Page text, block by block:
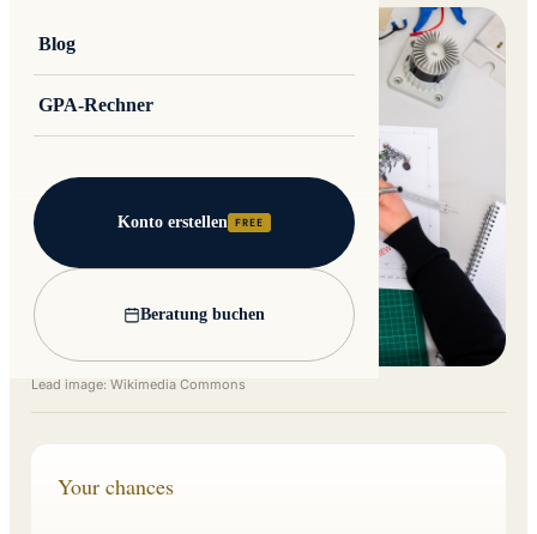
Blog
GPA-Rechner
Konto erstellen FREE
Beratung buchen
Lead image: Wikimedia Commons
Your chances